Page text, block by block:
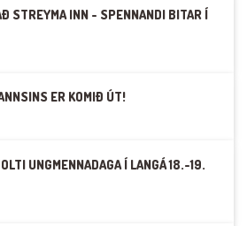
STREYMA INN - SPENNANDI BITAR Í
ER KOMIÐ ÚT!
UNGMENNADAGA Í LANGÁ 18.-19.